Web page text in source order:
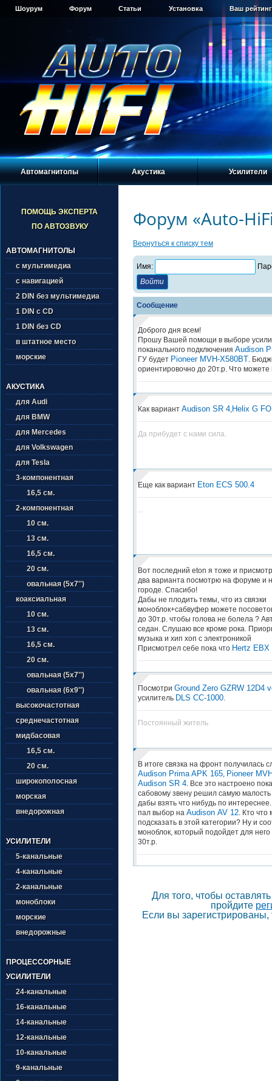
Шоурум Форум Статьи Установка Ваш
Автомагнитолы Акустика Усилители
ПОМОЩЬ ЭКСПЕРТА
ПО АВТОЗВУКУ
АВТОМАГНИТОЛЫ
с мультимедиа
с навигацией
2 DIN без мультимедиа
1 DIN с CD
1 DIN без CD
в штатное место
морские
АКУСТИКА
для Audi
для BMW
для Mercedes
для Volkswagen
для Tesla
3-компонентная
16,5 см.
2-компонентная
10 см.
13 см.
16,5 см.
20 см.
овальная (5х7'')
коаксиальная
10 см.
13 см.
16,5 см.
20 см.
овальная (5х7'')
овальная (6х9'')
высокочастотная
среднечастотная
мидбасовая
16,5 см.
20 см.
широкополосная
морская
внедорожная
УСИЛИТЕЛИ
5-канальные
4-канальные
2-канальные
моноблоки
морские
внедорожные
ПРОЦЕССОРНЫЕ
УСИЛИТЕЛИ
24-канальные
16-канальные
14-канальные
12-канальные
10-канальные
9-канальные
Форум «Auto-
Вернуться к списку тем
Имя:
Сообщение
Доброго дня всем!
Прошу Вашей помощи в выборе
поканального подключения Audison
ГУ будет Pioneer MVH-X580BT.
ориентировочно до 20т.р. Что можете
Как вариант Audison SR 4,Helix G
Да прибудет с нами сила.
Еще как вариант Eton ECS 500.4
...
Вот последний eton я тоже и
два варианта посмотрю на форуме и
городе. Спасибо!
Дабы не плодить темы, что из связки
моноблок+сабвуфер можете
до 30т.р. чтобы голова не болела ?
седан. Слушаю все кроме рока.
музыка и хип хоп с электроникой
Присмотрел себе пока что Hertz EBX
Посмотри Ground Zero GZRW 12D4
усилитель DLS CC-1000.
Постоянный житель
В итоге связка на фронт получилась
Audison Prima APK 165, Pioneer
Audison SR 4. Все это настроено
сабовому звену решил самую малость
дабы взять что нибудь по
пал выбор на Audison AV 12. Кто что
подсказать в этой категории? Ну и
моноблок, который подойдет для
30т.р.
Для того, чтобы
пройдите
Если вы